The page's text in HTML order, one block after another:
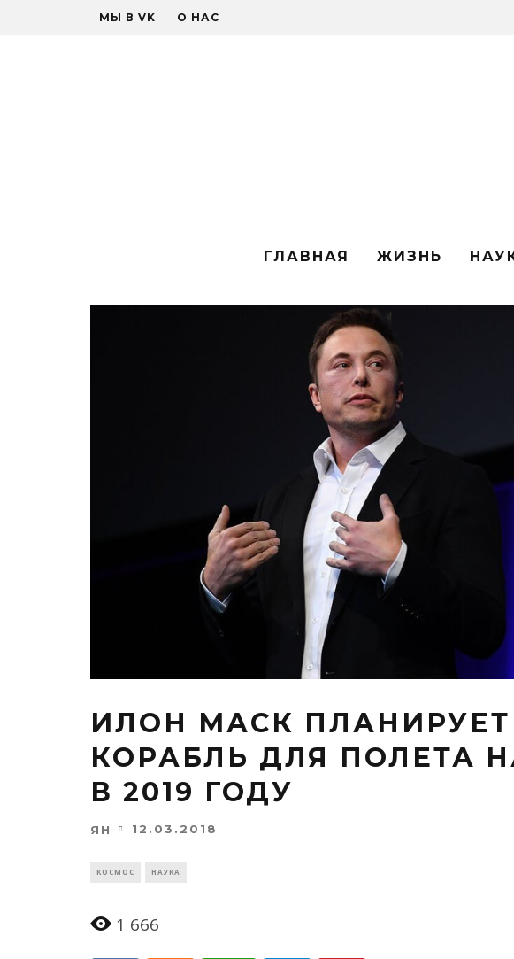
МЫ В VK О НАС
ГЛАВНАЯ ЖИЗНЬ
ИЛОН МАСК ПЛАНИРУЕТ
КОРАБЛЬ ДЛЯ ПОЛЕТА
В 2019 ГОДУ
ЯН 12.03.2018
КОСМОС НАУКА
1 666